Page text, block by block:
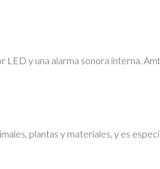
y una alarma sonora interna.
plantas y materiales, y es